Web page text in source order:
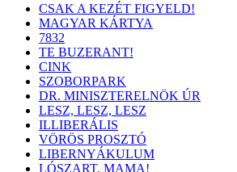
CSAK A KEZÉT FIGYELD!
MAGYAR KÁRTYA
7832
TE BUZERANT!
CINK
SZOBORPARK
DR. MINISZTERELNÖK ÚR
LESZ, LESZ, LESZ
ILLIBERÁLIS
VÖRÖS PROSZTÓ
LIBERNYÁKULUM
LÓSZART, MAMA!